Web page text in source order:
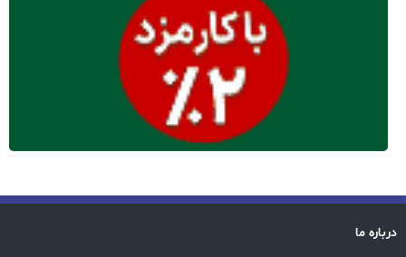
درباره ما